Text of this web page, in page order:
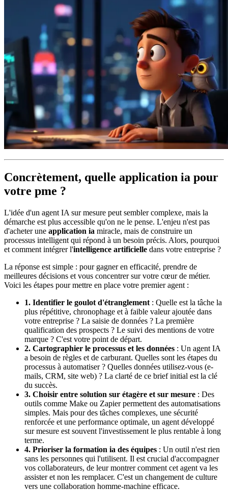
Concrètement, quelle application ia pour
votre pme ?
L'idée d'un agent IA sur mesure peut sembler complexe, mais la
démarche est plus accessible qu'on ne le pense. L'enjeu n'est pas
d'acheter une application ia miracle, mais de construire un
processus intelligent qui répond à un besoin précis. Alors, pourquoi
et comment intégrer l'intelligence artificielle dans votre entreprise ?
La réponse est simple : pour gagner en efficacité, prendre de
meilleures décisions et vous concentrer sur votre cœur de métier.
Voici les étapes pour mettre en place votre premier agent :
1. Identifier le goulot d'étranglement : Quelle est la tâche la
plus répétitive, chronophage et à faible valeur ajoutée dans
votre entreprise ? La saisie de données ? La première
qualification des prospects ? Le suivi des mentions de votre
marque ? C'est votre point de départ.
2. Cartographier le processus et les données : Un agent IA
a besoin de règles et de carburant. Quelles sont les étapes du
processus à automatiser ? Quelles données utilisez-vous (e-
mails, CRM, site web) ? La clarté de ce brief initial est la clé
du succès.
3. Choisir entre solution sur étagère et sur mesure : Des
outils comme Make ou Zapier permettent des automatisations
simples. Mais pour des tâches complexes, une sécurité
renforcée et une performance optimale, un agent développé
sur mesure est souvent l'investissement le plus rentable à long
terme.
4. Prioriser la formation ia des équipes : Un outil n'est rien
sans les personnes qui l'utilisent. Il est crucial d'accompagner
vos collaborateurs, de leur montrer comment cet agent va les
assister et non les remplacer. C'est un changement de culture
vers une collaboration homme-machine efficace.